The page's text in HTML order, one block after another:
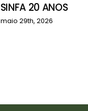
SINFA 20 ANOS
maio 29th, 2026